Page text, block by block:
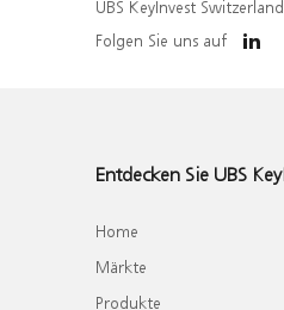
UBS KeyInvest Switzerland
Folgen Sie uns auf
Entdecken Sie UBS
Home
Märkte
Produkte